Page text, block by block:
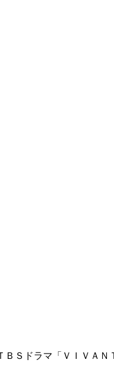
Ｓドラマ「ＶＩＶＡ